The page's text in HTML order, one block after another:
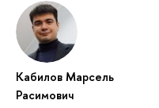
Кабилов Марсель
Расимович